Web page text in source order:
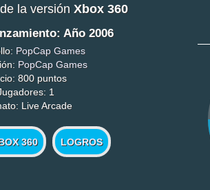
la versión Xbox 360
Año 2006
PopCap Games
PopCap Games
800 puntos
1
Live Arcade
360 LOGROS